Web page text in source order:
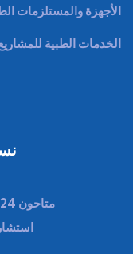
الأجهزة والمستلزمات
الخدمات الطبية
متاحون 24 ساعة يوميًا 7 أيام في الأسبوع